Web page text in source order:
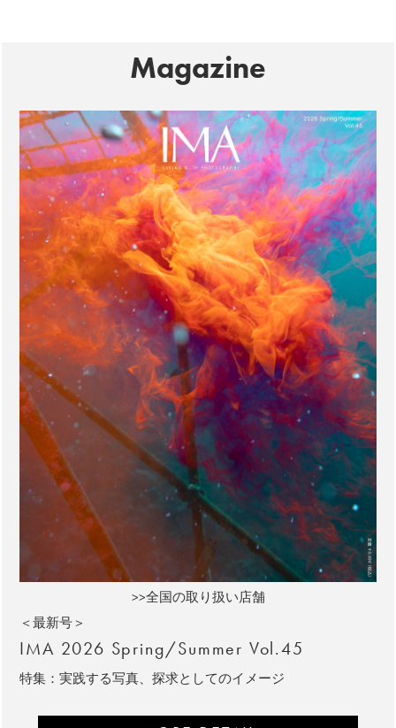
Magazine
>>全国の取り扱い店舗
＜最新号＞
IMA 2026 Spring/Summer Vol.45
特集：実践する写真、探求としてのイメージ